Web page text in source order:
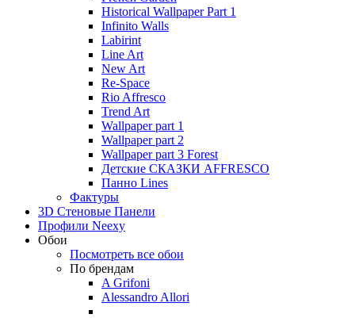
Historical Wallpaper Part 1
Infinito Walls
Labirint
Line Art
New Art
Re-Space
Rio Affresco
Trend Art
Wallpaper part 1
Wallpaper part 2
Wallpaper part 3 Forest
Детские СКАЗКИ AFFRESCO
Панно Lines
Фактуры
3D Стеновые Панели
Профили Neexy
Обои
Посмотреть все обои
По брендам
A Grifoni
Alessandro Allori